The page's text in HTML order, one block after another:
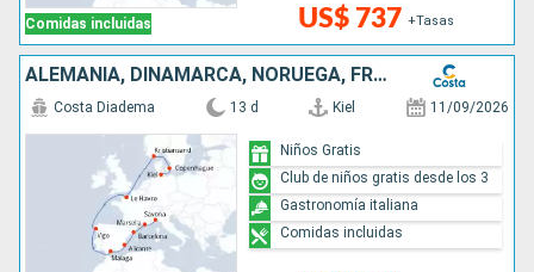
Comidas incluidas US$ 737 +Tasas
ALEMANIA, DINAMARCA, NORUEGA, FRANCIA, ESPAÑA, ITALIA
Costa Diadema 13 d Kiel 11/09/2026
Niños Gratis
Club de niños gratis desde los 3
Gastronomía italiana
Comidas incluidas